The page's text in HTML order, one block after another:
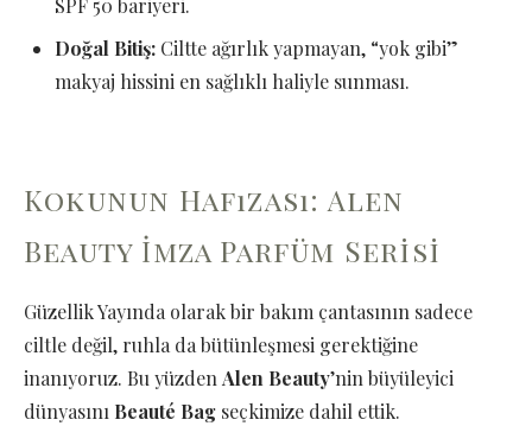
SPF 50 bariyeri.
Doğal Bitiş:Ciltte ağırlık yapmayan, “yok gibi”
makyaj hissini en sağlıklı haliyle sunması.
Kokunun Hafızası: Alen
Beauty İmza Parfüm Serisi
Güzellik Yayında olarak bir bakım çantasının sadece
ciltle değil, ruhla da bütünleşmesi gerektiğine
inanıyoruz. Bu yüzdenAlen Beauty’nin büyüleyici
dünyasını Beauté Bag seçkimize dahil ettik.